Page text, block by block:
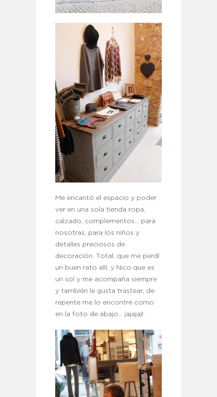
Me encantó el espacio y poder
ver en una sola tienda ropa,
calzado, complementos… para
nosotras, para los niños y
detalles preciosos de
decoración. Total, que me perdí
un buen rato allí, y Nico que es
un sol y me acompaña siempre
y también le gusta trastear, de
repente me lo encontré como
en la foto de abajo… jajajaj!.